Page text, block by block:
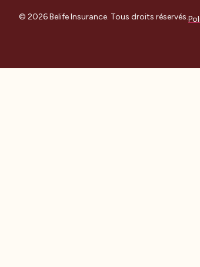
© 2026 Belife Insurance. Tous droits réservés.